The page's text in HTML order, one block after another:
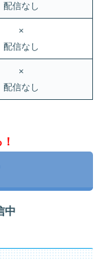
配信なし
×
配信なし
×
配信なし
中